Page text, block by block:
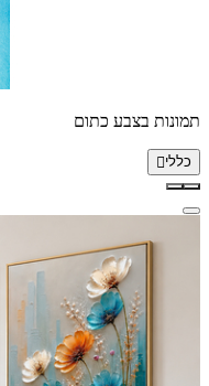
תמונות בצבע כתום
כללי